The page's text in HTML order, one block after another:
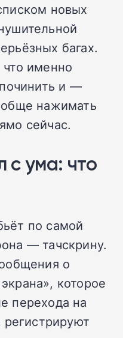
новых
багах.
именно
и —
нажимать
сейчас.
с ума: что
по самой
— тачскрину.
о
которое
перехода на
регистрируют